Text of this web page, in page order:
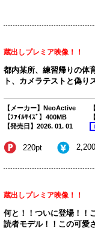
蔵出しプレミア映像！！
都内某所、練習帰りの体
ト、カメラテストと偽り
【メーカー】NeoActive
【ﾌｧｲﾙｻｲｽﾞ】400MB
【発売日】2026. 01. 01
220pt
蔵出しプレミア映像！！
何と！！ついに登場！！
読者モデル！！この可愛